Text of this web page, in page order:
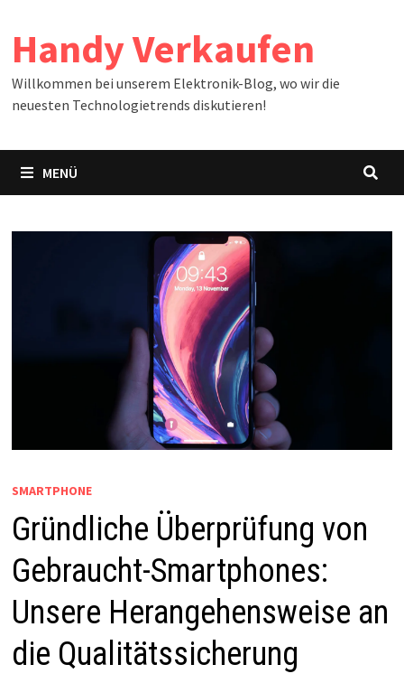
Inhalt
springen
Handy Verkaufen
Willkommen bei unserem Elektronik-Blog, wo wir die
neuesten Technologietrends diskutieren!
MENÜ
SMARTPHONE
Gründliche Überprüfung von
Gebraucht-Smartphones:
Unsere Herangehensweise an
die Qualitätssicherung